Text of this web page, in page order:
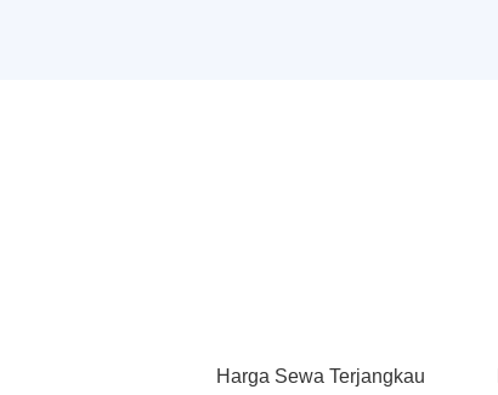
Harga Sewa Terjangkau